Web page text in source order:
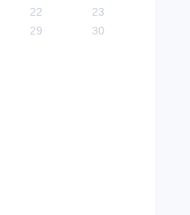
22
23
29
30